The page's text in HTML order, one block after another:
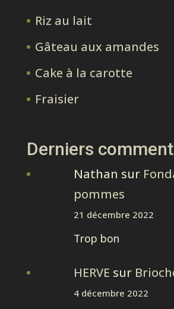
Riz au lait
Gâteau aux amandes
Cake à la carotte
Fraisier
Derniers
Nathan sur
pommes
21 décembre 2022
Trop bon
HERVE sur
4 décembre 2022